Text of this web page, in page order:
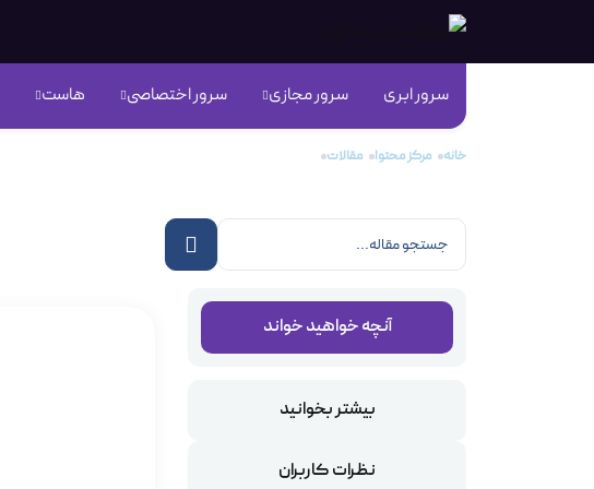
سرور ابری سرور مجازی سرور اختصاصی هاست
خانه مرکز محتوا مقالات
آنچه خواهید خواند
بیشتر بخوانید
نظرات کاربران